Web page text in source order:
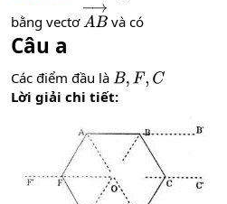
bằng vectơAB→và có
Câu a
Các điểm đầu là B,F ,C
Lời giải chi tiết: